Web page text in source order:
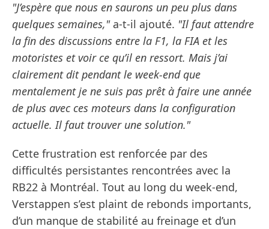
"J’espère que nous en saurons un peu plus dans
quelques semaines,"a-t-il ajouté. "Il faut attendre
la fin des discussions entre la F1, la FIA et les
motoristes et voir ce qu’il en ressort. Mais j’ai
clairement dit pendant le week-end que
mentalement je ne suis pas prêt à faire une année
de plus avec ces moteurs dans la configuration
actuelle. Il faut trouver une solution."
Cette frustration est renforcée par des
difficultés persistantes rencontrées avec la
RB22 à Montréal. Tout au long du week-end,
Verstappen s’est plaint de rebonds importants,
d’un manque de stabilité au freinage et d’un